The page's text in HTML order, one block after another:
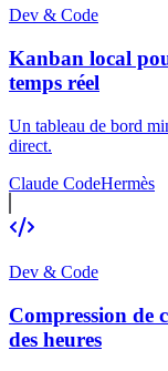
Dev & Code
Kanban local
temps réel
Un tableau de bord
direct.
Claude CodeHermès
Dev & Code
Compression de
des heures